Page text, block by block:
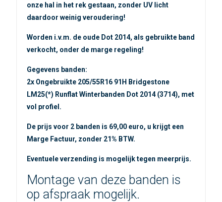
onze hal in het rek gestaan, zonder UV licht
daardoor weinig veroudering!
Worden i.v.m. de oude Dot 2014, als gebruikte band
verkocht, onder de marge regeling!
Gegevens banden:
2x Ongebruikte 205/55R16 91H Bridgestone
LM25(*) Runflat Winterbanden Dot 2014 (3714), met
vol profiel.
De prijs voor 2 banden is 69,00 euro, u krijgt een
Marge Factuur, zonder 21% BTW.
Eventuele verzending is mogelijk tegen meerprijs.
Montage van deze banden is
op afspraak mogelijk.